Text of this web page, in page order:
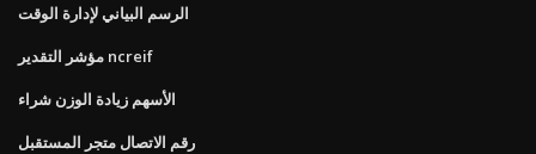
الرسم البياني لإدارة الوقت
مؤشر التقدير ncreif
الأسهم زيادة الوزن شراء
رقم الاتصال متجر المستقبل